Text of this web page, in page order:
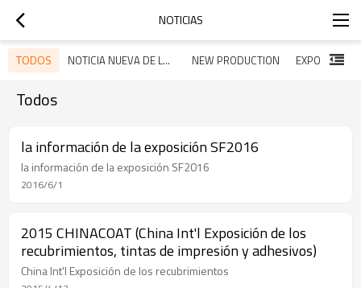
NOTICIAS
TODOS NOTICIA NUEVA DE LA EMPRESA NEW PRODUCTION EXPO
Todos
la información de la exposición SF2016
la información de la exposición SF2016
2016/6/1
2015 CHINACOAT (China Int'l Exposición de los
recubrimientos, tintas de impresión y adhesivos)
China Int'l Exposición de los recubrimientos